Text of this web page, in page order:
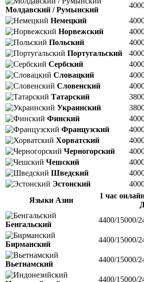
Молдавский / Румынский
Немецкий
Норвежский
Польский
Португальский
Сербский
Словацкий
Словенский
Татарский
Украинский
Финский
Французский
Хорватский
Черногорский
Чешский
Шведский
Эстонский
Языки Азии
1 час
Бенгальский
4400/15000/
Бирманский
4400/15000/
Вьетнамский
4400/15000/
4400/15000/